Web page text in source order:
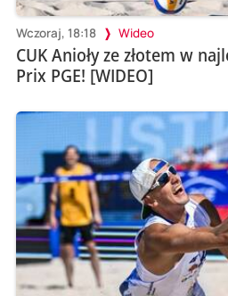
Wczoraj, 18:18 Wideo
CUK Anioły ze złotem w
Prix PGE! [WIDEO]